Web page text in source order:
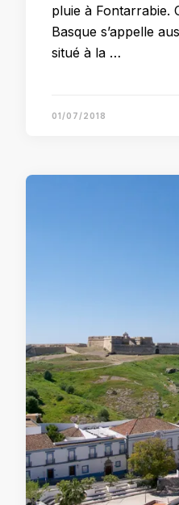
pluie à Fontarrabie.
Basque s’appelle
situé à la …
01/07/2018